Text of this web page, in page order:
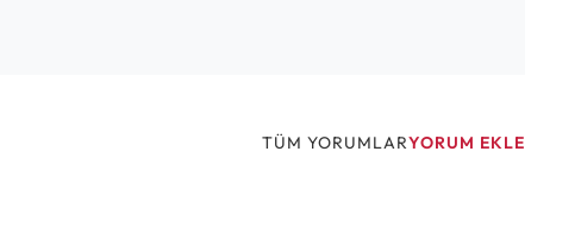
TÜM YORUMLARYORUM EKLE